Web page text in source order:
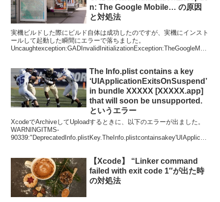
n: The Google Mobile… の原因
と対処法
実機ビルドした際にビルド自体は成功したのですが、実機にインスト
ールして起動した瞬間にエラーで落ちました。
Uncaughtexception:GADInvalidInitializationException:TheGoogleMobi
The Info.plist contains a key
‘UIApplicationExitsOnSuspend’
in bundle XXXXX [XXXXX.app]
that will soon be unsupported.
というエラー
XcodeでArchiveしてUploadするときに、以下のエラーが出ました。
WARNINGITMS-
90339:"DeprecatedInfo.plistKey.TheInfo.plistcontainsakey'UIApplicati
【Xcode】 “Linker command
failed with exit code 1″が出た時
の対処法